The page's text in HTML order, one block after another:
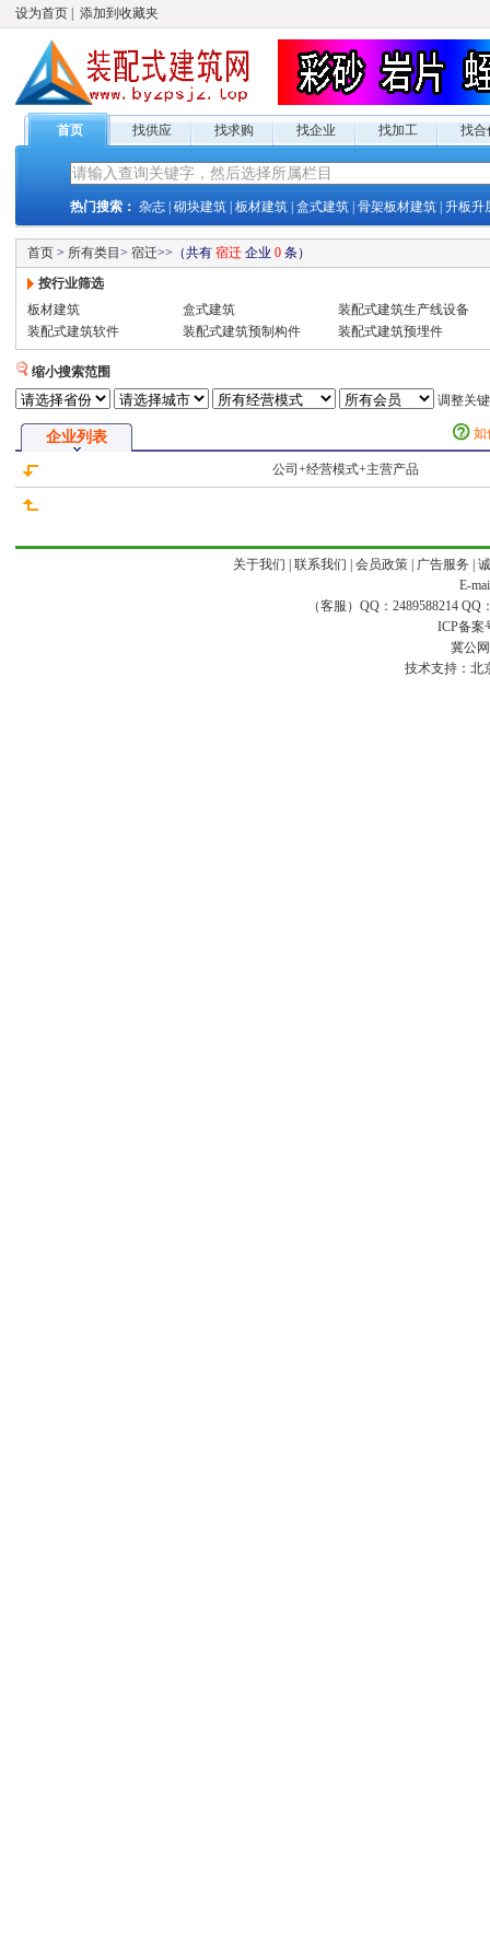
设为首页 添加到收藏夹
首页 找供应 找求购 找企业 找加工 找合
热门搜索： 杂志 砌块建筑 板材建筑 盒式建筑 骨架板材建筑 升板升
首页 > 所有类目 > 宿迁>> （共有 宿迁 企业 0 条）
按行业筛选
板材建筑
盒式建筑
装配式建筑生产线设备
装配式建筑软件
装配式建筑预制构件 装配式建筑预埋件
缩小搜索范围
调整关
企业列表 如
公司+经营模式+主营产品
关于我们 联系我们 会员政策| 广告服务
E-
（客服）QQ：2489588214 QQ
ICP备案
冀公
技术支持： 北